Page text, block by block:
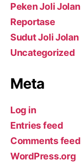
Peken Joli Jolan
Reportase
Sudut Joli Jolan
Uncategorized
Meta
Log in
Entries feed
Comments feed
WordPress.org